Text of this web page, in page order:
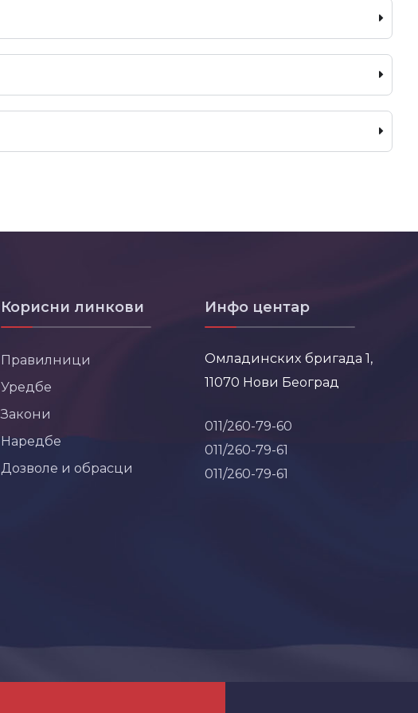
Корисни линкови
Правилници
Уредбе
Закони
Наредбе
Дозволе и обрасци
Инфо центар
Омладинских бригада 1,
11070 Нови Београд
011/260-79-60
011/260-79-61
011/260-79-61